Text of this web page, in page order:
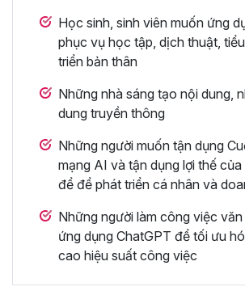
Học sinh, sinh viên muốn ứng
phục vụ học tập, dịch thuật,
triển bản thân
Những nhà sáng tạo nội dung,
dung truyền thông
Những người muốn tận dụng
mạng AI và tận dụng lợi thế
để để phát triển cá nhân và
Những người làm công việc
ứng dụng ChatGPT để tối ưu
cao hiệu suất công việc